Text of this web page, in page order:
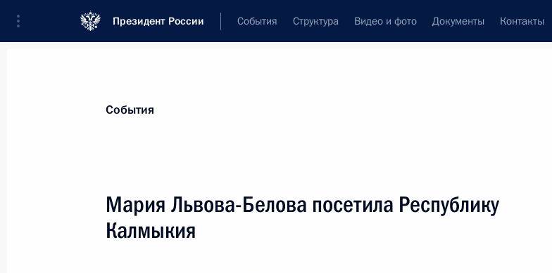
Президент России События Структура Видео и фото Документы Контакты
Показать следующие материалы
События
Мария Львова-Белова посетила Республику
Калмыкия